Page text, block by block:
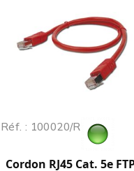
Réf. : 100020/R
Cordon RJ45 Cat. 5e